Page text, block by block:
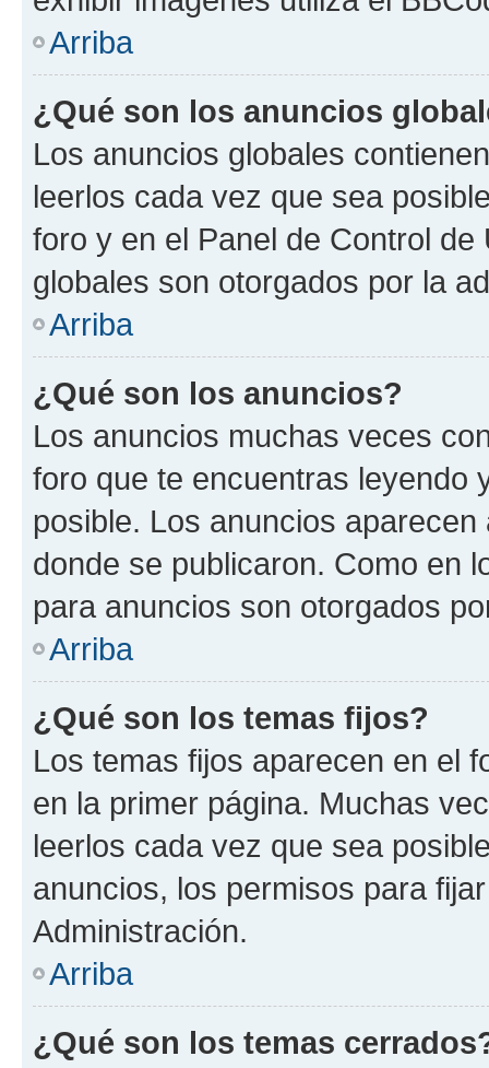
Arriba
¿Qué son los anuncios
Los anuncios globales
leerlos cada vez que sea
foro y en el Panel de Control
globales son otorgados por la
Arriba
¿Qué son los anuncios?
Los anuncios muchas veces
foro que te encuentras leyendo
posible. Los anuncios
donde se publicaron. Como en
para anuncios son otorgados
Arriba
¿Qué son los temas fijos?
Los temas fijos aparecen en el
en la primer página. Muchas
leerlos cada vez que sea
anuncios, los permisos para
Administración.
Arriba
¿Qué son los temas